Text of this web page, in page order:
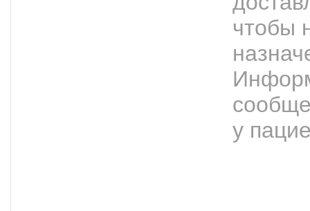
чтобы
у